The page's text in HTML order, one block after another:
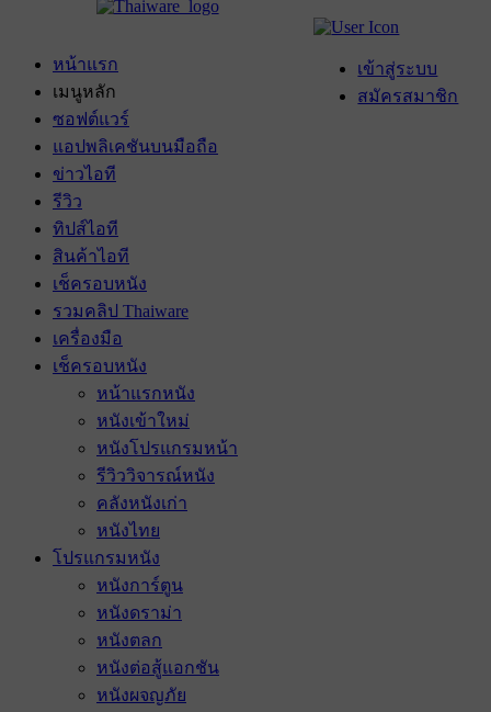
เข้าสู่ระบบ
สมัครสมาชิก
หน้าแรก
เมนูหลัก
ซอฟต์แวร์
แอปพลิเคชันบนมือถือ
ข่าวไอที
รีวิว
ทิปส์ไอที
สินค้าไอที
เช็ครอบหนัง
รวมคลิป Thaiware
เครื่องมือ
เช็ครอบหนัง
หน้าแรกหนัง
หนังเข้าใหม่
หนังโปรแกรมหน้า
รีวิววิจารณ์หนัง
คลังหนังเก่า
หนังไทย
โปรแกรมหนัง
หนังการ์ตูน
หนังดราม่า
หนังตลก
หนังต่อสู้แอกชัน
หนังผจญภัย